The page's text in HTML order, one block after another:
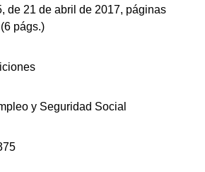
de 21 de abril de 2017, páginas
págs.)
y Seguridad Social